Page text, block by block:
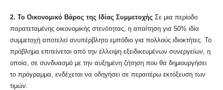
2. Το Οικονομικό Βάρος της Ιδίας Συμμετοχής Σε μια περίοδο
παρατεταμένης οικονομικής στενότητας, η απαίτηση για 50% ιδία
συμμετοχή αποτελεί ανυπέρβλητο εμπόδιο για πολλούς ιδιοκτήτες. Το
πρόβλημα επιτείνεται από την έλλειψη εξειδικευμένων συνεργείων, η
οποία, σε συνδυασμό με την αυξημένη ζήτηση που θα δημιουργήσει
το πρόγραμμα, ενδέχεται να οδηγήσει σε περαιτέρω εκτόξευση των
τιμών.